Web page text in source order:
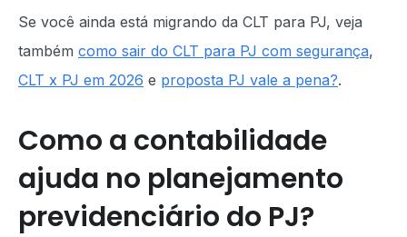
Se você ainda está migrando da CLT para PJ, veja
também como sair do CLT para PJ com segurança,
CLT x PJ em 2026 e proposta PJ vale a pena?.
Como a contabilidade
ajuda no planejamento
previdenciário do PJ?